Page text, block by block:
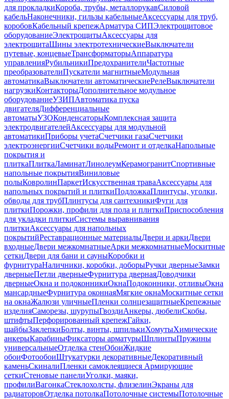
для прокладкиКороба, трубы, металлорукавСиловой
кабельНаконечники, гильзы кабельныеАксессуары для труб,
коробовКабельный крепежАрматура СИПЭлектрощитовое
оборудованиеЭлектрощитыАксессуары для
электрощитаШины электротехническиеВыключатели
путевые, концевыеТрансформаторыАппаратура
управленияРубильникиПредохранителиЧастотные
преобразователиПускатели магнитныеМодульная
автоматикаВыключатели автоматическиеРелеВыключатели
нагрузкиКонтакторыДополнительное модульное
оборудованиеУЗИПАвтоматика пуска
двигателяДифференциальные
автоматыУЗОКонденсаторыКомплексная защита
электродвигателейАксессуары для модульной
автоматикиПриборы учетаСчетчики газаСчетчики
электроэнергииСчетчики водыРемонт и отделкаНапольные
покрытия и
плиткаПлиткаЛаминатЛинолеумКерамогранитСпортивные
напольные покрытияВиниловые
полыКовролинПаркетИскусственная траваАксессуары для
напольных покрытий и плиткиПодложкаПлинтусы, уголки,
обводы для трубПлинтусы для сантехникиФуги для
плиткиПорожки, профили для пола и плиткиПриспособления
для укладки плиткиСистемы выравнивания
плиткиАксессуары для напольных
покрытийРеставрационные материалыДвери и аркиДвери
входныеДвери межкомнатныеАрки межкомнатныеМоскитные
сеткиДвери для бани и сауныКоробки и
фурнитураНаличники, коробки, доборыРучки дверныеЗамки
дверныеПетли дверныеФурнитура двернаяДоводчики
дверныеОкна и подоконникиОкнаПодоконники, отливыОкна
мансардныеФурнитура оконнаяМягкие окнаМоскитные сетки
на окнаЖалюзи уличныеПленки солнцезащитныеКрепежные
изделияСаморезы, шурупыГвоздиАнкеры, дюбелиСкобы,
штифтыПерфорированный крепежГайки,
шайбыЗаклепкиБолты, винты, шпилькиХомутыХимические
анкерыКарабиныФиксаторы арматурыШплинтыПружины
универсальныеОтделка стенОбоиЖидкие
обоиФотообоиШтукатурки декоративныеДекоративный
каменьСкиналиПленки самоклеящиеся Армирующие
сеткиСтеновые панелиУголки, маяки,
профилиВагонкаСтеклохолсты, флизелинЭкраны для
радиаторовОтделка потолкаПотолочные системыПотолочные